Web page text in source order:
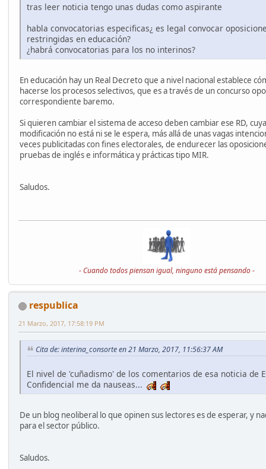
tras leer noticia tengo unas dudas como aspirante
habla convocatorias especificas¿ es legal convocar
restringidas en educación?
¿habrá convocatorias para los no interinos?
En educación hay un Real Decreto que a nivel nacional establece
hacerse los procesos selectivos, que es a través de un concurso
correspondiente baremo.
Si quieren cambiar el sistema de acceso deben cambiar ese RD, cuya
modificación no está ni se le espera, más allá de unas vagas
veces publicitadas con fines electorales, de endurecer las
pruebas de inglés e informática y prácticas tipo MIR.
Saludos.
- Cuando todos piensan igual, ninguno está pensando -
respublica
21 Marzo, 2017, 17:58:19 PM
Cita de: interina_consorte en 21 Marzo, 2017, 11:56:37 AM
El nivel de 'cuñadismo' de los comentarios de esa noticia de
Confidencial me da nauseas...
De un blog neoliberal lo que opinen sus lectores es de esperar, y
para el sector público.
Saludos.